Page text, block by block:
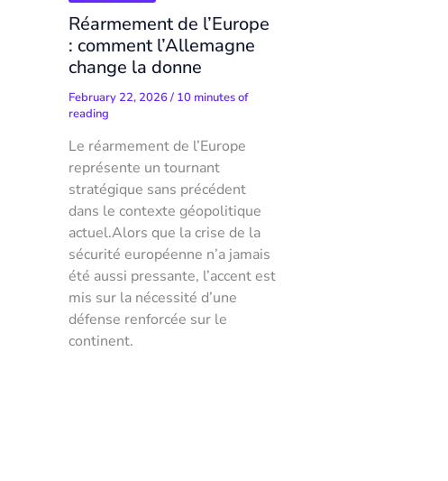
Réarmement de l’Europe
: comment l’Allemagne
change la donne
February 22, 2026/ 10 minutes of
reading
Le réarmement de l’Europe
représente un tournant
stratégique sans précédent
dans le contexte géopolitique
actuel.Alors que la crise de la
sécurité européenne n’a jamais
été aussi pressante, l’accent est
mis sur la nécessité d’une
défense renforcée sur le
continent.